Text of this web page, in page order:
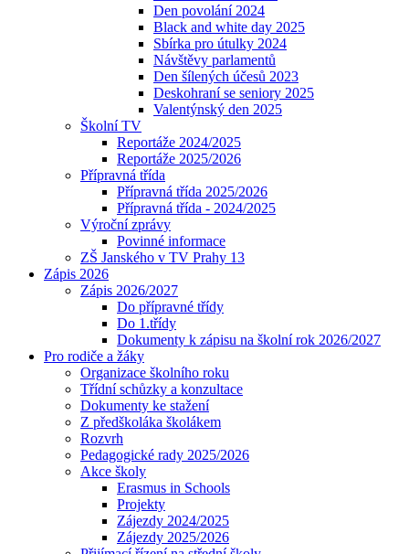
Den povolání 2024
Black and white day 2025
Sbírka pro útulky 2024
Návštěvy parlamentů
Den šílených účesů 2023
Deskohraní se seniory 2025
Valentýnský den 2025
Školní TV
Reportáže 2024/2025
Reportáže 2025/2026
Přípravná třída
Přípravná třída 2025/2026
Přípravná třída - 2024/2025
Výroční zprávy
Povinné informace
ZŠ Janského v TV Prahy 13
Zápis 2026
Zápis 2026/2027
Do přípravné třídy
Do 1.třídy
Dokumenty k zápisu na školní rok 2026/2027
Pro rodiče a žáky
Organizace školního roku
Třídní schůzky a konzultace
Dokumenty ke stažení
Z předškoláka školákem
Rozvrh
Pedagogické rady 2025/2026
Akce školy
Erasmus in Schools
Projekty
Zájezdy 2024/2025
Zájezdy 2025/2026